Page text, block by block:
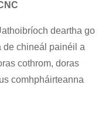
deartha go
de chineál painéil a
cothrom, doras
comhpháirteanna